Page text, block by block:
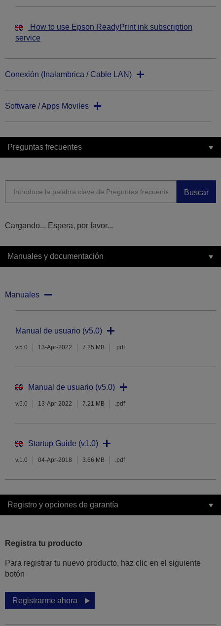
How to use Epson ReadyPrint ink subscription
service
Conexión (Inalambrica / Cable LAN)
Software / Apps Moviles
Preguntas frecuentes
Buscar
Cargando... Espera, por favor...
Manuales y documentación
Manuales
Manual de usuario (v5.0)
v.5.0 13-Apr-2022 7.25 MB .pdf
Manual de usuario (v5.0)
v.5.0 13-Apr-2022 7.21 MB .pdf
Startup Guide (v1.0)
v.1.0 04-Apr-2018 3.66 MB .pdf
Registro y opciones de garantía
Registra tu producto
Para registrar tu nuevo producto, haz clic en el siguiente
botón
Registrarme ahora